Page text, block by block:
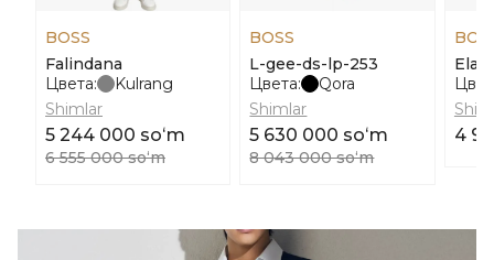
BOSS
Falindana
Цвета:
Kulrang
Shimlar
5 244 000 soʻm
6 555 000 soʻm
BOSS
L-gee-ds-lp-253
Цвета:
Qora
Shimlar
5 630 000 soʻm
8 043 000 soʻm
4